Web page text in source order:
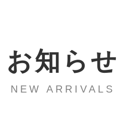
お知らせ
NEW ARRIVALS